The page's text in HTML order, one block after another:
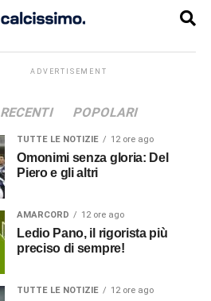
ADVERTISEMENT
RECENTI POPOLARI
TUTTE LE NOTIZIE 12 ore ago
Omonimi senza gloria: Del
Piero e gli altri
AMARCORD 12 ore ago
Ledio Pano, il rigorista più
preciso di sempre!
TUTTE LE NOTIZIE 12 ore ago